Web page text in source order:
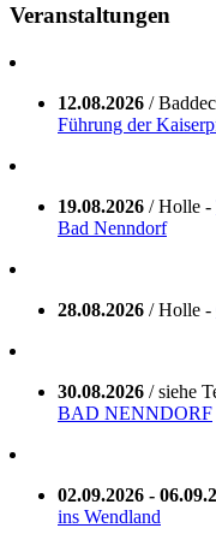
Veranstaltungen
12.08.2026 /
Führung der
19.08.2026 / Holle -
Bad Nenndorf
28.08.2026 / Holle -
30.08.2026 / siehe
BAD NENNDORF
02.09.2026 -
ins Wendland